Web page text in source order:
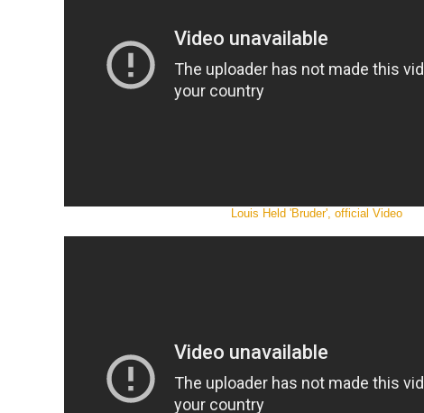
Louis Held 'Bruder', official Video